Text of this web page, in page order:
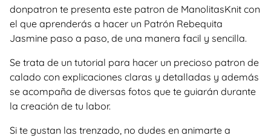
donpatron te presenta este patron de ManolitasKnit con
el que aprenderás a hacer un Patrón Rebequita
Jasmine paso a paso, de una manera facil y sencilla.
Se trata de un tutorial para hacer un precioso patron de
calado con explicaciones claras y detalladas y además
se acompaña de diversas fotos que te guiarán durante
la creación de tu labor.
Si te gustan las trenzado, no dudes en animarte a